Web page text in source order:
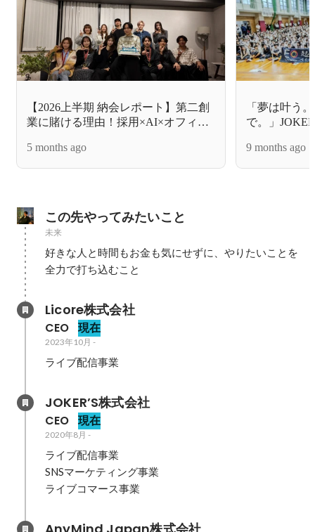
【2026上半期 納会レポート】第二創
業に賭ける理由！採用×AI×オフィス
5 months ago
「夢は叶う
で。」
援する”とい
9 months ago
この先やってみたいこと
未来
好きな人と時間もお金も気にせずに、やりたいことを
Licore株式会社
CEO 現在
2023年10月 -
ライブ配信事業
JOKER’S株式会社
CEO 現在
2020年8月 -
ライブ配信事業
SNSマーケティング事業
ライブコマース事業